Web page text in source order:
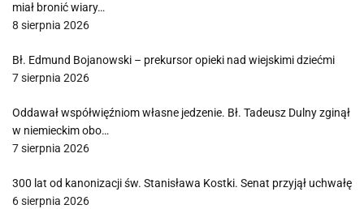
miał bronić wiary…
8 sierpnia 2026
Bł. Edmund Bojanowski – prekursor opieki nad wiejskimi dziećmi
7 sierpnia 2026
Oddawał współwięźniom własne jedzenie. Bł. Tadeusz Dulny zginął
w niemieckim obo…
7 sierpnia 2026
300 lat od kanonizacji św. Stanisława Kostki. Senat przyjął uchwałę
6 sierpnia 2026